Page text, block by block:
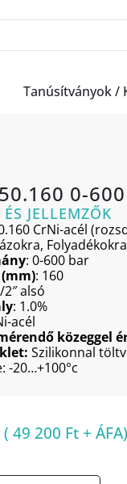
Tanúsítványok /
0-
JELLEMZŐK
CrNi-acél
: 0-600 bar
: 160
2″ alsó
: 1.0%
acél
közeggel
Szilikonnal
-20…+100°c
( 49 200 Ft + ÁFA)